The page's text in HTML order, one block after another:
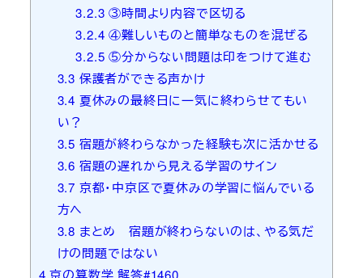
3.2.3 ③時間より内容で区切る
3.2.4 ④難しいものと簡単なものを混ぜる
3.2.5 ⑤分からない問題は印をつけて進む
3.3 保護者ができる声かけ
3.4 夏休みの最終日に一気に終わらせてもい
い？
3.5 宿題が終わらなかった経験も次に活かせる
3.6 宿題の遅れから見える学習のサイン
3.7 京都・中京区で夏休みの学習に悩んでいる
方へ
3.8 まとめ 宿題が終わらないのは、やる気だ
けの問題ではない
4 京の算数学 解答#1460